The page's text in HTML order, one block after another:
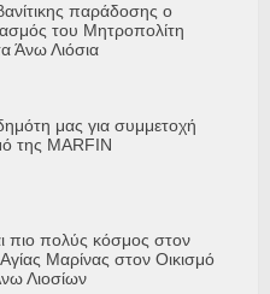
παράδοσης ο
του Μητροπολίτη
Άνω Λιόσια
μας για συμμετοχή
της MARFIN
πιο πολύς κόσμος στον
Μαρίνας στον Οικισμό
Λιοσίων